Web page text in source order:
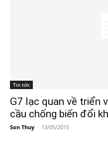
Tin tức
G7 lạc quan về triển
cầu chống biến đổi
Son Thuy - 13/05/2015